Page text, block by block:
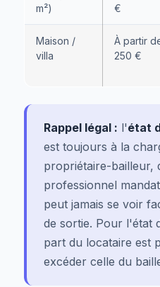
m²)
€
Maison /
villa
À partir
250 €
Rappel légal : l'état
est toujours à la
propriétaire-bailleur,
professionnel
peut jamais se voir
de sortie. Pour l'état
part du locataire est
excéder celle du